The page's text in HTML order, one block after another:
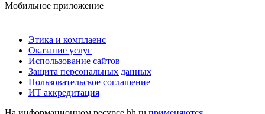
Мобильное приложение
Этика и комплаенс
Оказание услуг
Использование сайтов
Защита персональных данных
Пользовательское соглашение
ИТ аккредитация